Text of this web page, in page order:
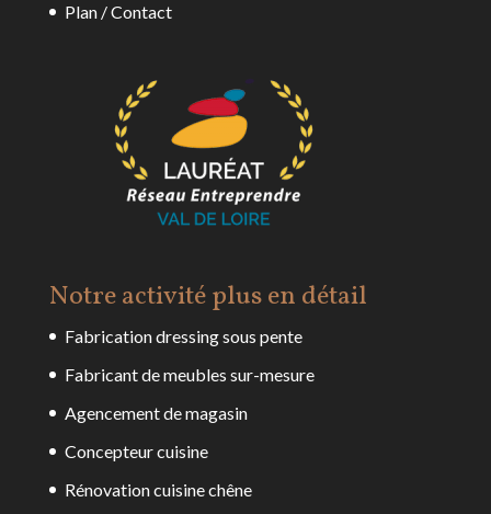
Plan / Contact
Notre activité plus en détail
Fabrication dressing sous pente
Fabricant de meubles sur-mesure
Agencement de magasin
Concepteur cuisine
Rénovation cuisine chêne